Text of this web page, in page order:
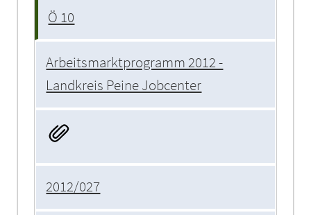
Ö 10
Arbeitsmarktprogramm 2012 -
Landkreis Peine Jobcenter
2012/027